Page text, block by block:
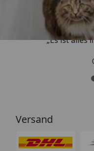
„Es ist alles
Versand